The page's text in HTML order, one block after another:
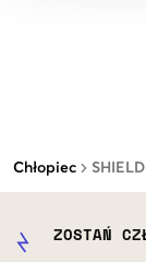
Chłopiec
ZOSTAŃ